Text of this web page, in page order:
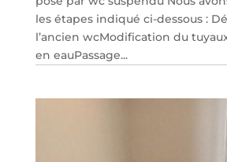
les étapes indiqué ci-dessous :
l’ancien wcModification du
en eauPassage...